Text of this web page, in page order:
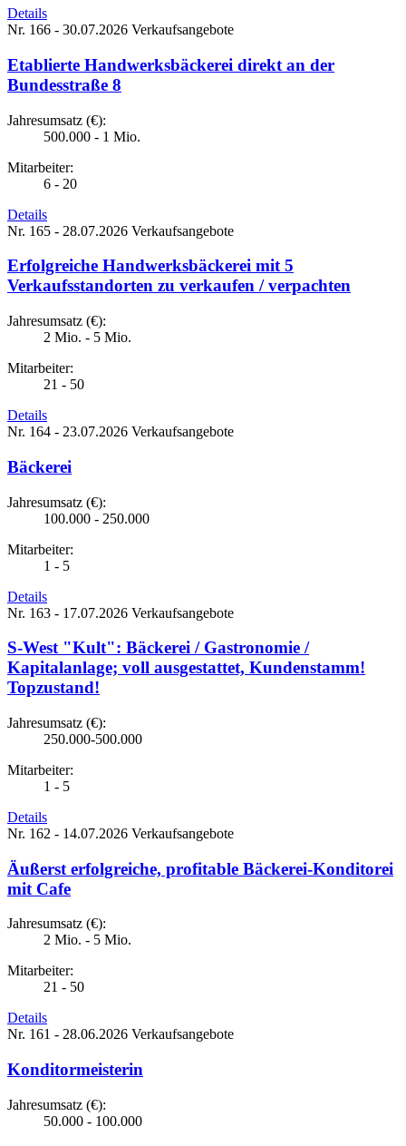
Details
Nr. 166 - 30.07.2026 Verkaufsangebote
Etablierte Handwerksbäckerei direkt an der
Bundesstraße 8
Jahresumsatz (€):
500.000 - 1 Mio.
Mitarbeiter:
6 - 20
Details
Nr. 165 - 28.07.2026 Verkaufsangebote
Erfolgreiche Handwerksbäckerei mit 5
Verkaufsstandorten zu verkaufen / verpachten
Jahresumsatz (€):
2 Mio. - 5 Mio.
Mitarbeiter:
21 - 50
Details
Nr. 164 - 23.07.2026 Verkaufsangebote
Bäckerei
Jahresumsatz (€):
100.000 - 250.000
Mitarbeiter:
1 - 5
Details
Nr. 163 - 17.07.2026 Verkaufsangebote
S-West "Kult": Bäckerei / Gastronomie /
Kapitalanlage; voll ausgestattet, Kundenstamm!
Topzustand!
Jahresumsatz (€):
250.000-500.000
Mitarbeiter:
1 - 5
Details
Nr. 162 - 14.07.2026 Verkaufsangebote
Äußerst erfolgreiche, profitable Bäckerei-Konditorei
mit Cafe
Jahresumsatz (€):
2 Mio. - 5 Mio.
Mitarbeiter:
21 - 50
Details
Nr. 161 - 28.06.2026 Verkaufsangebote
Konditormeisterin
Jahresumsatz (€):
50.000 - 100.000